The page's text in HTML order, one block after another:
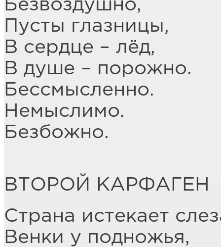
Безвоздушно,
Пусты глазницы,
В сердце – лёд,
В душе – порожно.
Бессмысленно.
Немыслимо.
Безбожно.
ВТОРОЙ КАРФАГЕН
Страна истекает
Венки у подножья,